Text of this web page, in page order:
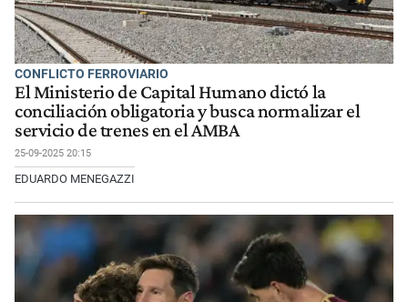
CONFLICTO FERROVIARIO
El Ministerio de Capital Humano dictó la
conciliación obligatoria y busca normalizar el
servicio de trenes en el AMBA
25-09-2025 20:15
EDUARDO MENEGAZZI